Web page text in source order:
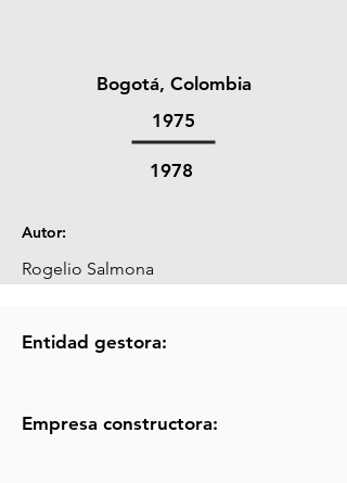
Bogotá, Colombia
1975
1978
Autor:
Rogelio Salmona
Entidad gestora:
Empresa constructora: